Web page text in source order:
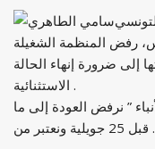
رفض المنظمة الشغيلة
25 جويلية ودعوتها إلى ضرورة إنهاء الحالة
الاستثنائية .
” نرفض العودة إلى ما
من …